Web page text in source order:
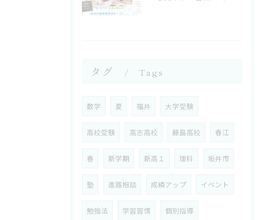
タグ Tags
数学 夏 福井 大学受験
高校受験 高志高校 藤島高校 春江
春 新学期 新高１ 理科 坂井市
塾 進路相談 成績アップ イベント
勉強法 学習習慣 個別指導